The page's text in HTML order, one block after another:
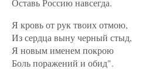
Оставь Россию навсегда.
Я кровь от рук твоих отмою,
Из сердца выну черный стыд,
Я новым именем покрою
Боль поражений и обид".